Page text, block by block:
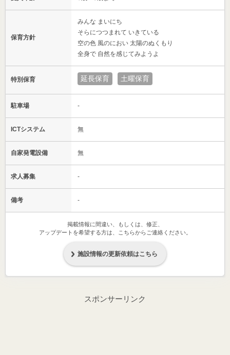
保育方針
みんな まいにち
そらにつつまれて いきている
空の色 風のにおい 太陽のぬくもり
全身で 自然を感じてみようよ
特別保育 延長保育 土曜保育
駐車場 -
ICTシステム 無
自家発電設備 無
求人募集 -
備考 -
掲載情報に間違い、もしくは、修正、
アップデートを希望する方は、こちらからご連絡ください。
施設情報の更新依頼はこちら
スポンサーリンク